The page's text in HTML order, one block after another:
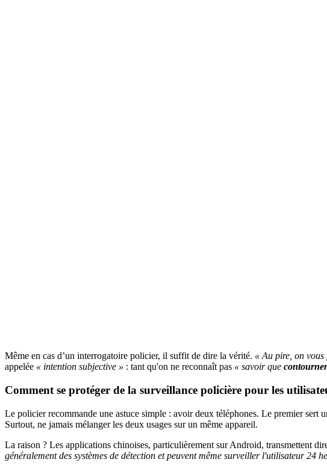
Même en cas d’un interrogatoire policier, il suffit de dire la vérité. « Au pire, on
appelée « intention subjective » : tant qu'on ne reconnaît pas « savoir que
Comment se protéger de la surveillance policière pour les
Le policier recommande une astuce simple : avoir deux téléphones. Le premier sert
Surtout, ne jamais mélanger les deux usages sur un même appareil.
La raison ? Les applications chinoises, particulièrement sur Android, transmettent
généralement des systèmes de détection et peuvent même surveiller l'utilisateur 24